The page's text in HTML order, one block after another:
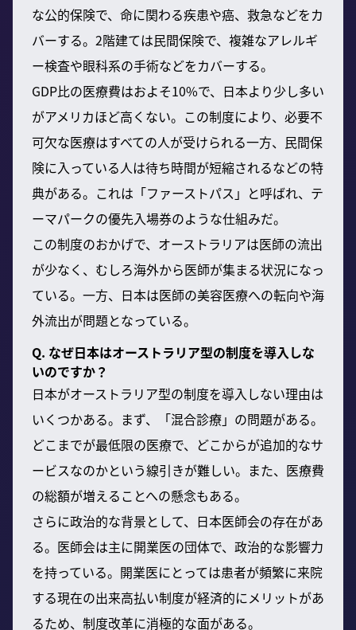
な公的保険で、命に関わる疾患や癌、救急などをカ
バーする。2階建ては民間保険で、複雑なアレルギ
ー検査や眼科系の手術などをカバーする。
GDP比の医療費はおよそ10%で、日本より少し多い
がアメリカほど高くない。この制度により、必要不
可欠な医療はすべての人が受けられる一方、民間保
険に入っている人は待ち時間が短縮されるなどの特
典がある。これは「ファーストパス」と呼ばれ、テ
ーマパークの優先入場券のような仕組みだ。
この制度のおかげで、オーストラリアは医師の流出
が少なく、むしろ海外から医師が集まる状況になっ
ている。一方、日本は医師の美容医療への転向や海
外流出が問題となっている。
Q. なぜ日本はオーストラリア型の制度を導入しな
いのですか？
日本がオーストラリア型の制度を導入しない理由は
いくつかある。まず、「混合診療」の問題がある。
どこまでが最低限の医療で、どこからが追加的なサ
ービスなのかという線引きが難しい。また、医療費
の総額が増えることへの懸念もある。
さらに政治的な背景として、日本医師会の存在があ
る。医師会は主に開業医の団体で、政治的な影響力
を持っている。開業医にとっては患者が頻繁に来院
する現在の出来高払い制度が経済的にメリットがあ
るため、制度改革に消極的な面がある。